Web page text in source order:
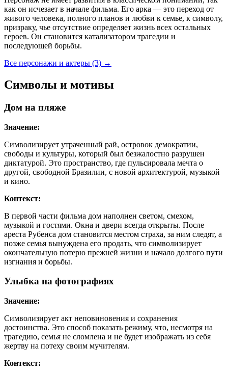
как он исчезает в начале фильма. Его арка — это переход от
живого человека, полного планов и любви к семье, к символу,
призраку, чье отсутствие определяет жизнь всех остальных
героев. Он становится катализатором трагедии и
последующей борьбы.
Все персонажи и актеры (3) →
Символы и мотивы
Дом на пляже
Значение:
Символизирует утраченный рай, островок демократии,
свободы и культуры, который был безжалостно разрушен
диктатурой. Это пространство, где пульсировала мечта о
другой, свободной Бразилии, с новой архитектурой, музыкой
и кино.
Контекст:
В первой части фильма дом наполнен светом, смехом,
музыкой и гостями. Окна и двери всегда открыты. После
ареста Рубенса дом становится местом страха, за ним следят, а
позже семья вынуждена его продать, что символизирует
окончательную потерю прежней жизни и начало долгого пути
изгнания и борьбы.
Улыбка на фотографиях
Значение:
Символизирует акт неповиновения и сохранения
достоинства. Это способ показать режиму, что, несмотря на
трагедию, семья не сломлена и не будет изображать из себя
жертву на потеху своим мучителям.
Контекст: